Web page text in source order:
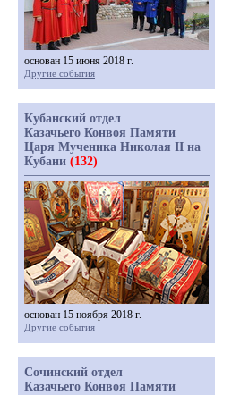
основан 15 июня 2018 г.
Другие события
Кубанский отдел
Казачьего Конвоя Памяти
Царя Мученика Николая II на
Кубани (132)
основан 15 ноября 2018 г.
Другие события
Сочинский отдел
Казачьего Конвоя Памяти